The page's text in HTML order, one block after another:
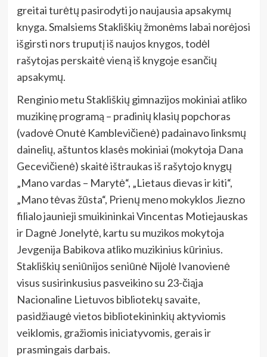
greitai turėtų pasirodyti jo naujausia apsakymų
knyga. Smalsiems Stakliškių žmonėms labai norėjosi
išgirsti nors truputį iš naujos knygos, todėl
rašytojas perskaitė vieną iš knygoje esančių
apsakymų.
Renginio metu Stakliškių gimnazijos mokiniai atliko
muzikinę programą – pradinių klasių popchoras
(vadovė Onutė Kamblevičienė) padainavo linksmų
dainelių, aštuntos klasės mokiniai (mokytoja Dana
Gecevičienė) skaitė ištraukas iš rašytojo knygų
„Mano vardas – Marytė“, „Lietaus dievas ir kiti“,
„Mano tėvas žūsta“, Prienų meno mokyklos Jiezno
filialo jaunieji smuikininkai Vincentas Motiejauskas
ir Dagnė Jonelytė, kartu su muzikos mokytoja
Jevgenija Babikova atliko muzikinius kūrinius.
Stakliškių seniūnijos seniūnė Nijolė Ivanovienė
visus susirinkusius pasveikino su 23-čiąja
Nacionaline Lietuvos bibliotekų savaite,
pasidžiaugė vietos bibliotekininkių aktyviomis
veiklomis, gražiomis iniciatyvomis, gerais ir
prasmingais darbais.